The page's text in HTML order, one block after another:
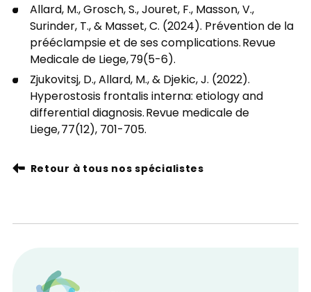
Allard, M., Grosch, S., Jouret, F., Masson, V.,
Surinder, T., & Masset, C. (2024). Prévention de la
prééclampsie et de ses complications. Revue
Medicale de Liege, 79(5-6).
Zjukovitsj, D., Allard, M., & Djekic, J. (2022).
Hyperostosis frontalis interna: etiology and
differential diagnosis. Revue medicale de
Liege, 77(12), 701-705.
Retour à tous nos spécialistes